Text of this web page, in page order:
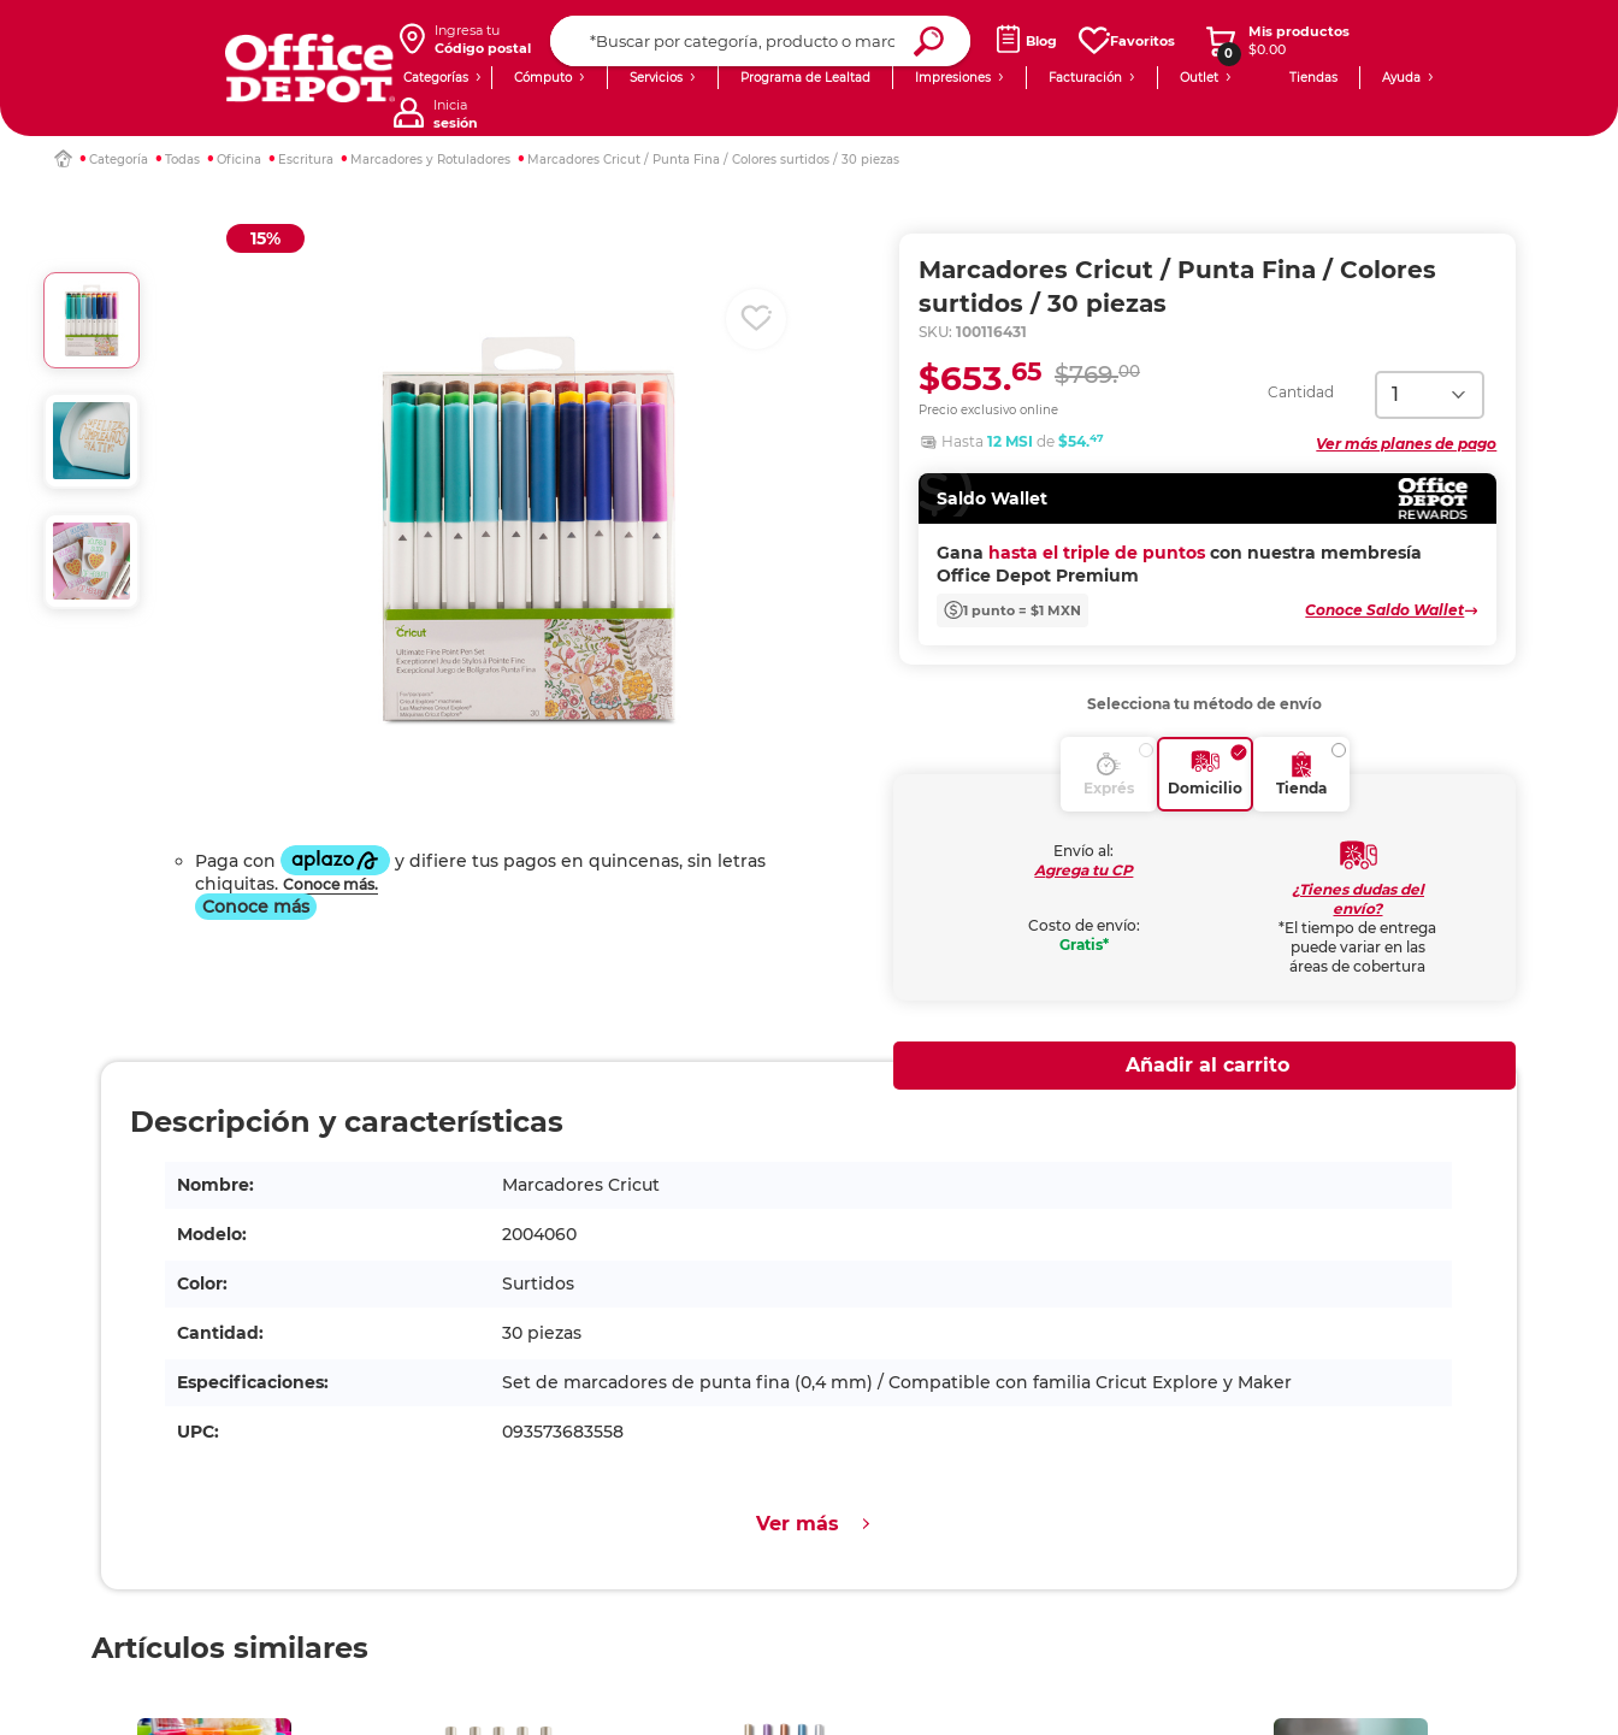
Ingresa tu
Código postal
Blog Favoritos
0
Mis productos
$0.00
Categorías Cómputo Servicios Programa de Lealtad Impresiones Facturación Outlet Tiendas Ayuda
Inicia
sesión
Categoría Todas Oficina Escritura Marcadores y Rotuladores Marcadores Cricut / Punta Fina / Colores surtidos / 30 piezas
15%
Conoce más
Marcadores Cricut / Punta Fina / Colores
surtidos / 30 piezas
SKU: 100116431
Cantidad
Precio exclusivo online
$769.00
$653.65
Ver más planes de pago
Hasta 12 MSI de $54.47
Saldo Wallet
Gana hasta el triple de puntos con nuestra membresía
Office Depot Premium
1 punto = $1 MXN Conoce Saldo Wallet
Selecciona tu método de envío
Exprés Domicilio Tienda
Envío al:
Agrega tu CP
Costo de envío:
Gratis*
¿Tienes dudas del
envío?
*El tiempo de entrega
puede variar en las
áreas de cobertura
Añadir al carrito
Descripción y características
Nombre: Marcadores Cricut
Modelo: 2004060
Color: Surtidos
Cantidad: 30 piezas
Especificaciones: Set de marcadores de punta fina (0,4 mm) / Compatible con familia Cricut Explore y Maker
UPC: 093573683558
Ver más
Artículos similares